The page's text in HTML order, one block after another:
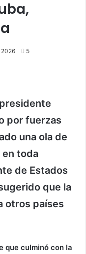
2026 5
por fuerzas
una ola de
toda
de Estados
que la
otros países
que culminó con la